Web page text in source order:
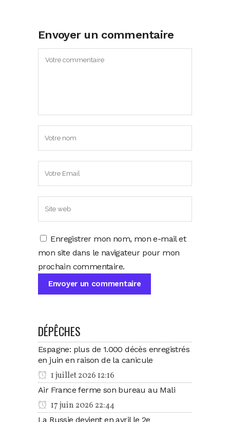
Envoyer un commentaire
Enregistrer mon nom, mon e-mail et
mon site dans le navigateur pour mon
prochain commentaire.
DÉPÊCHES
Espagne: plus de 1.000 décès enregistrés
en juin en raison de la canicule
1 juillet 2026 12:16
Air France ferme son bureau au Mali
17 juin 2026 22:44
La Russie devient en avril le 2e